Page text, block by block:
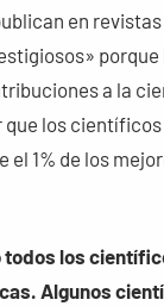
en
porque
a la
los
el 1% de los
todos los
Algunos